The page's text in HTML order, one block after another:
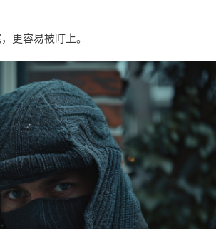
更容易被盯上。